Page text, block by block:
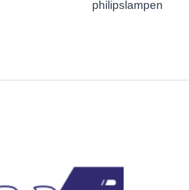
philipslampen